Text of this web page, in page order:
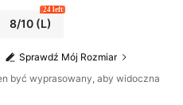
8/10 (L)
24 left
Sprawdź Mój Rozmiar
być wyprasowany, aby widoczna